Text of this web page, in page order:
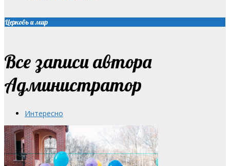
Церковь и мир
Все записи автора
Администратор
Интересно